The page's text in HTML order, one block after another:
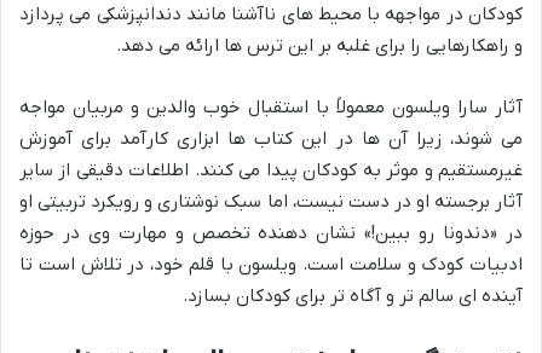
کودکان در مواجهه با محیط های ناآشنا مانند دندانپزشکی می پردازد
و راهکارهایی را برای غلبه بر این ترس ها ارائه می دهد.
آثار سارا ویلسون معمولاً با استقبال خوب والدین و مربیان مواجه
می شوند، زیرا آن ها در این کتاب ها ابزاری کارآمد برای آموزش
غیرمستقیم و موثر به کودکان پیدا می کنند. اطلاعات دقیقی از سایر
آثار برجسته او در دست نیست، اما سبک نوشتاری و رویکرد تربیتی او
در «دندونا رو ببین!» نشان دهنده تخصص و مهارت وی در حوزه
ادبیات کودک و سلامت است. ویلسون با قلم خود، در تلاش است تا
آینده ای سالم تر و آگاه تر برای کودکان بسازد.